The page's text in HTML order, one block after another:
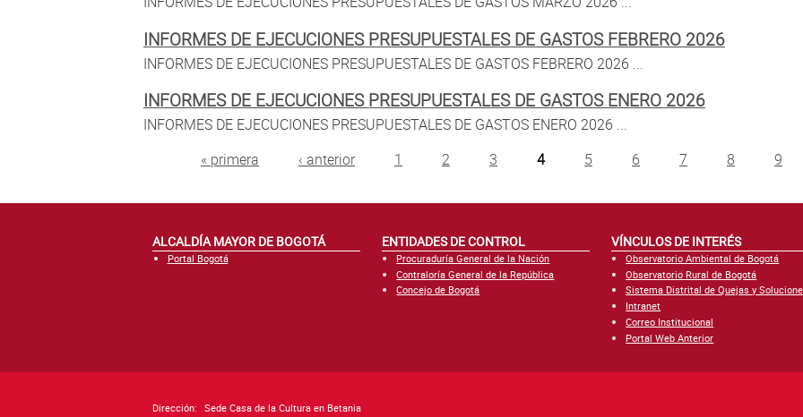
INFORMES DE EJECUCIONES PRESUPUESTALES DE GASTOS FEBRERO 2026
INFORMES DE EJECUCIONES PRESUPUESTALES DE GASTOS FEBRERO 2026 ...
INFORMES DE EJECUCIONES PRESUPUESTALES DE GASTOS ENERO 2026
INFORMES DE EJECUCIONES PRESUPUESTALES DE GASTOS ENERO 2026 ...
Páginas« primera ‹ anterior 1 2 3 4 5 6 7 8 9
ALCALDÍA MAYOR DE BOGOTÁ
Portal Bogotá
ENTIDADES DE CONTROL
Procuraduría General de la Nación
Contraloría General de la República
Concejo de Bogotá
VÍNCULOS DE INTERÉS
Observatorio Ambiental de Bogotá
Observatorio Rural de Bogotá
Sistema Distrital de Quejas y
Intranet
Correo Institucional
Portal Web Anterior
Dirección: Sede Casa de la Cultura en Betania